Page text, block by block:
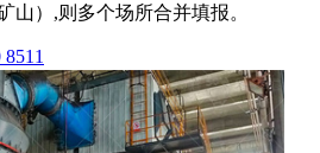
山）,则多个场所合并填报。